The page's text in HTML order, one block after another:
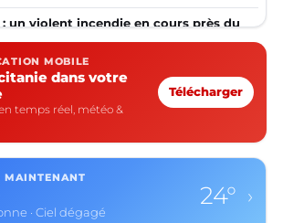
: un violent incendie en cours près du
: la Protection Civile initie les enfants
qui sauvent
une station essence écope d’une
de 7000 €
MOBILE
dans votre
temps réel, météo &
Télécharger
MAINTENANT
· Ciel dégagé
24° ›